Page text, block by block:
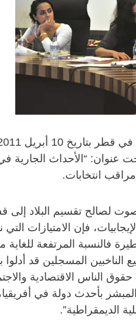
“الأحداث الجارية
انتخابات.
لصالح تقسيم البلاد
فإن الامتيازات
المرتفعة للغاية من
المسجلين قد
الناس الاقتصادية
بأحدث دولة في
الديمقراطية”.